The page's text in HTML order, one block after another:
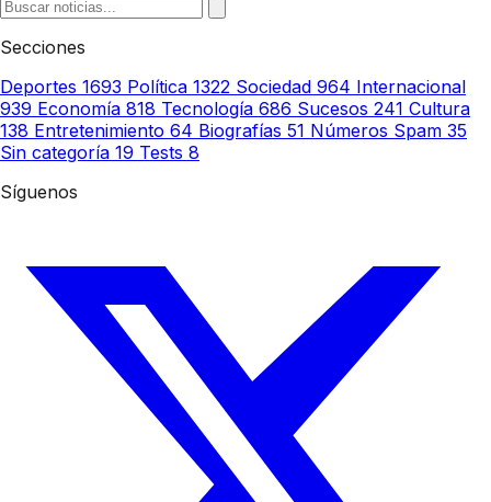
Secciones
Deportes 1693 Política 1322 Sociedad 964 Internacional
939 Economía 818 Tecnología 686 Sucesos 241 Cultura
138 Entretenimiento 64 Biografías 51 Números Spam 35
Sin categoría 19 Tests 8
Síguenos